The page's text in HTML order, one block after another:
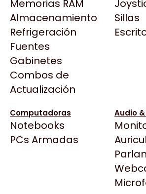
Memorias RAM
Almacenamiento
Refrigeración
Fuentes
Gabinetes
Combos de
Actualización
Sillas
Computadoras
Notebooks
PCs Armadas
Audio
Acer
Adata
AeroCool
Antec
Arkham
Asrock
BenQ
CX
Cooler Master
Todas las Tiendas
NOTEBOOK GAMER HP
16T-AH000 CORE™ ULTRA
16"165 HZ BKP25
$6.988.477
Ver producto en la página de